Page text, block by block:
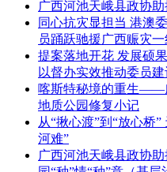
广西河池天峨县政协
同心抗灾显担当 港澳
员踊跃驰援广西赈灾
提案落地开花 发展硕
以督办实效推动委员
喀斯特秘境的重生——
地质公园修复小记
从“揪心渡”到“放心桥
河难”
广西河池天峨县政协